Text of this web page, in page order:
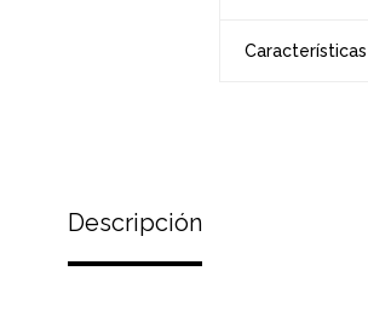
Características
Descripción